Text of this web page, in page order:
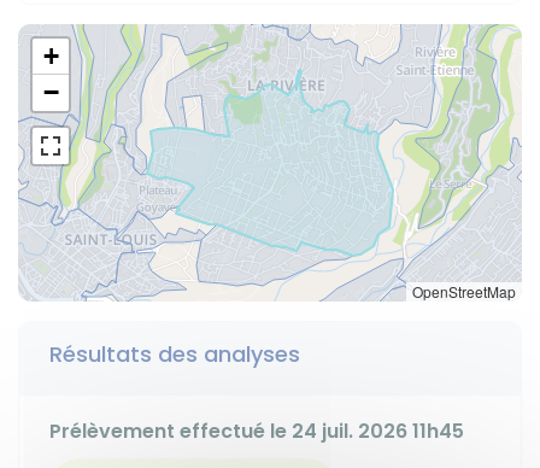
+
−
OpenStreetMap
Résultats des analyses
Prélèvement effectué le 24 juil. 2026 11h45